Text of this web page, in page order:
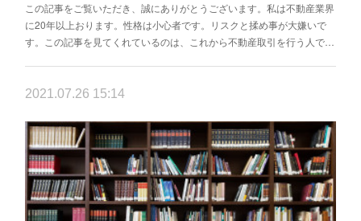
この記事をご覧いただき、誠にありがとうございます。私は不動産業界
に20年以上おります。性格は小心者です。リスクと揉め事が大嫌いで
す。この記事を見てくれているのは、これから不動産取引を行う人で…
2021.07.26 15:14